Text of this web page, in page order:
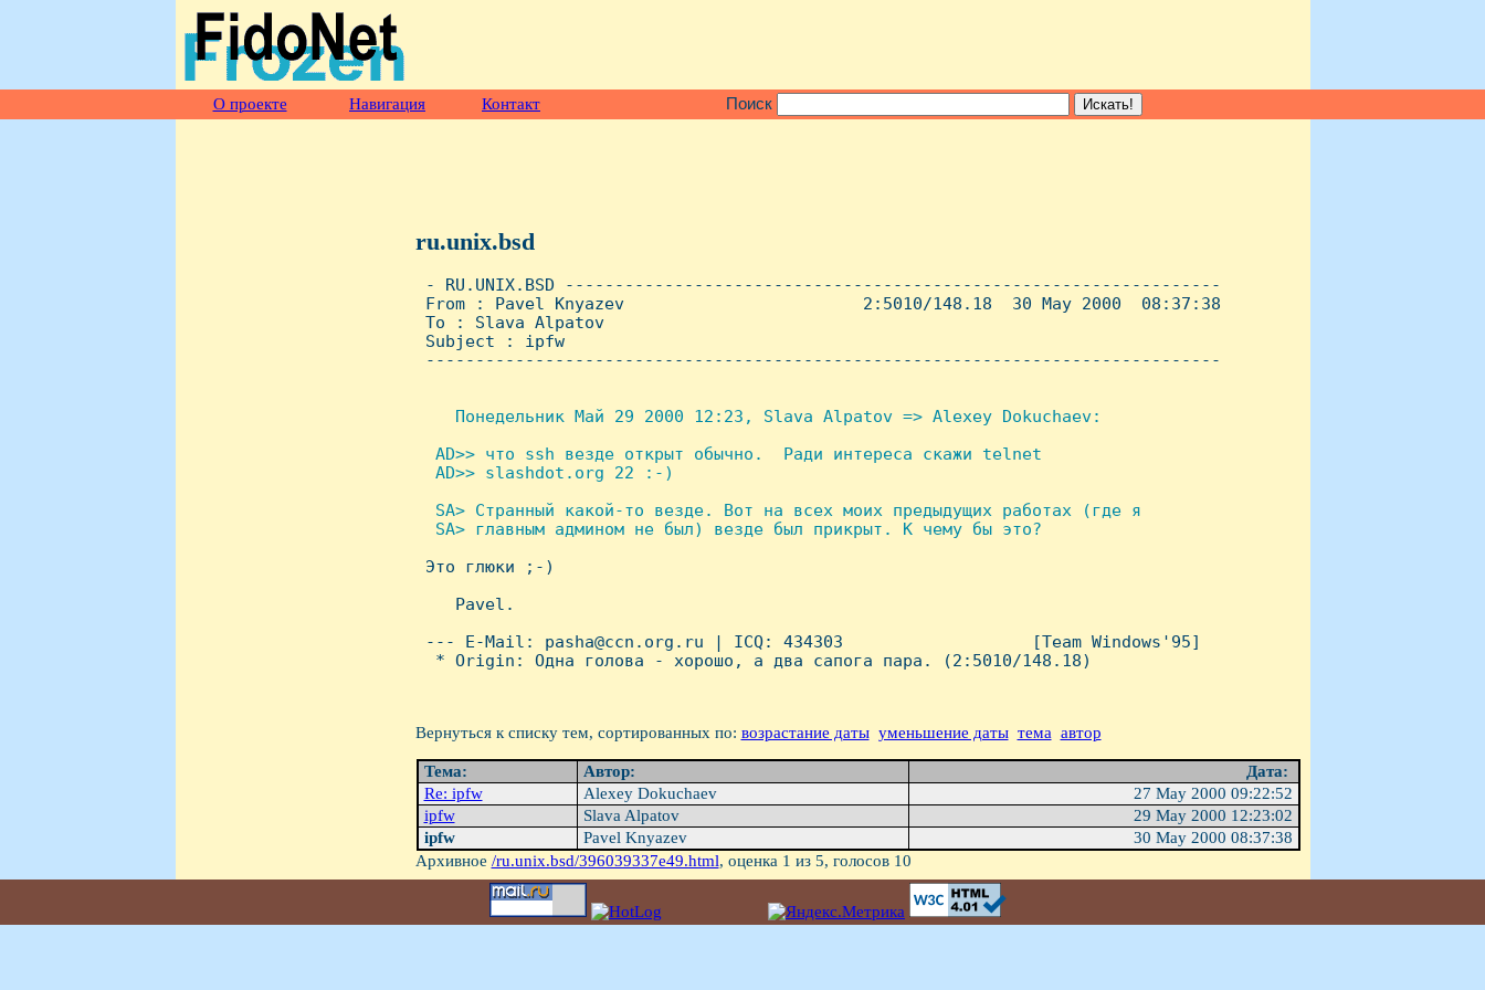
О проекте Навигация Контакт Поиск
ru.unix.bsd
- RU.UNIX.BSD ------------------------------------------------------------------
From : Pavel Knyazev                        2:5010/148.18  30 May 2000  08:37:38
To : Slava Alpatov
Subject : ipfw
--------------------------------------------------------------------------------
   Понедельник Май 29 2000 12:23, Slava Alpatov => Alexey Dokuchaev:
AD>> что ssh везде открыт обычно.  Ради интереса скажи telnet
  AD>> slashdot.org 22 :-)
SA> Странный какой-то везде. Вот на всех моих предыдущих работах (где я
  SA> главным админом не был) везде был прикрыт. К чему бы это?
Этo глюки ;-)
    Pavel.
--- E-Mail: pasha@ccn.org.ru | ICQ: 434303                   [Team Windows'95]
  * Origin: Одна голова - хоpошо, а два сапога паpа. (2:5010/148.18)
Вернуться к списку тем, сортированных по: возрастание даты уменьшение даты тема автор
Тема: Автор:
Дата:
Re: ipfw
Alexey Dokuchaev
27 May 2000 09:22:52
ipfw
Slava Alpatov
29 May 2000 12:23:02
ipfw
Pavel Knyazev
30 May 2000 08:37:38
Архивное /ru.unix.bsd/396039337e49.html, оценка 1 из 5, голосов 10